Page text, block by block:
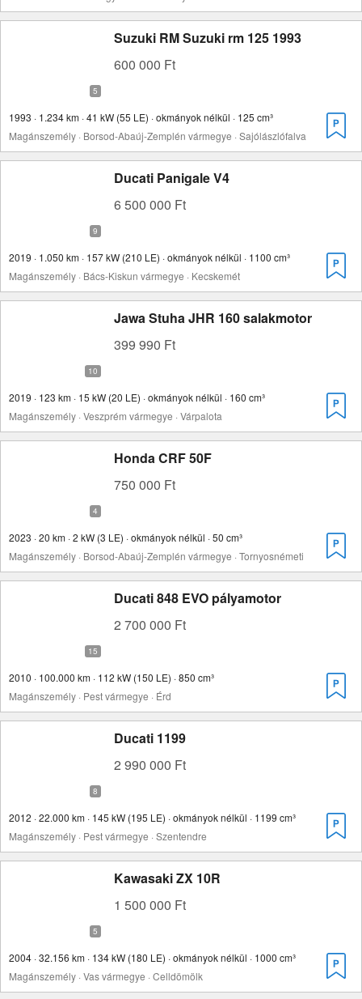
Suzuki RM Suzuki rm 125 1993
600 000 Ft
1993 · 1.234 km · 41 kW (55 LE) · okmányok nélkül · 125 cm³
Magánszemély · Borsod-Abaúj-Zemplén vármegye · Sajólászlófalva
Ducati Panigale V4
6 500 000 Ft
2019 · 1.050 km · 157 kW (210 LE) · okmányok nélkül · 1100 cm³
Magánszemély · Bács-Kiskun vármegye · Kecskemét
Jawa Stuha JHR 160 salakmotor
399 990 Ft
2019 · 123 km · 15 kW (20 LE) · okmányok nélkül · 160 cm³
Magánszemély · Veszprém vármegye · Várpalota
Honda CRF 50F
750 000 Ft
2023 · 20 km · 2 kW (3 LE) · okmányok nélkül · 50 cm³
Magánszemély · Borsod-Abaúj-Zemplén vármegye · Tornyosnémeti
Ducati 848 EVO pályamotor
2 700 000 Ft
2010 · 100.000 km · 112 kW (150 LE) · 850 cm³
Magánszemély · Pest vármegye · Érd
Ducati 1199
2 990 000 Ft
2012 · 22.000 km · 145 kW (195 LE) · okmányok nélkül · 1199 cm³
Magánszemély · Pest vármegye · Szentendre
Kawasaki ZX 10R
1 500 000 Ft
2004 · 32.156 km · 134 kW (180 LE) · okmányok nélkül · 1000 cm³
Magánszemély · Vas vármegye · Celldömölk